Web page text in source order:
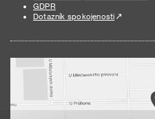
GDPR
Dotazník spokojenosti